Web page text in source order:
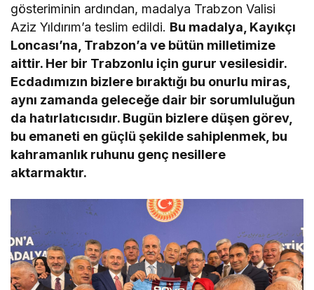
gösteriminin ardından, madalya Trabzon Valisi
Aziz Yıldırım’a teslim edildi. Bu madalya, Kayıkçı
Loncası’na, Trabzon’a ve bütün milletimize
aittir. Her bir Trabzonlu için gurur vesilesidir.
Ecdadımızın bizlere bıraktığı bu onurlu miras,
aynı zamanda geleceğe dair bir sorumluluğun
da hatırlatıcısıdır. Bugün bizlere düşen görev,
bu emaneti en güçlü şekilde sahiplenmek, bu
kahramanlık ruhunu genç nesillere
aktarmaktır.